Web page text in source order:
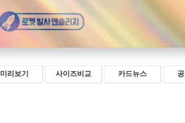
미리보기 사이즈비교 카드뉴스